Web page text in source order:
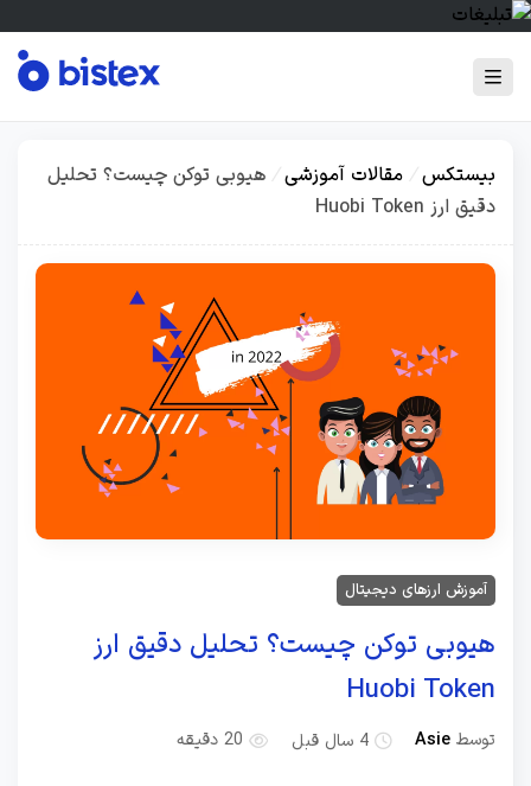
بیستکس مقالات آموزشی
هیوبی توکن چیست؟ تحلیل
دقیق ارز Huobi Token
آموزش ارزهای دیجیتال
هیوبی توکن چیست؟ تحلیل دقیق ارز
Huobi Token
توسط Asie 4 سال قبل 20 دقیقه